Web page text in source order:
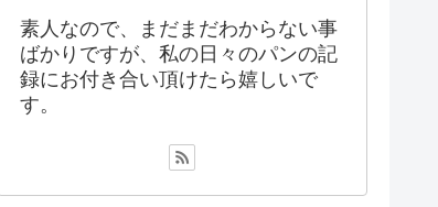
素人なので、まだまだわからない事
ばかりですが、私の日々のパンの記
録にお付き合い頂けたら嬉しいで
す。